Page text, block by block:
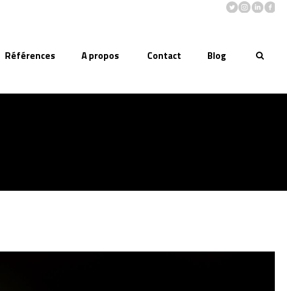
Références A propos Contact Blog